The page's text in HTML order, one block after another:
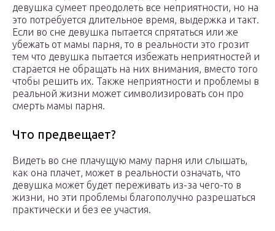
девушка сумеет преодолеть все неприятности, но на
это потребуется длительное время, выдержка и такт.
Если во сне девушка пытается спрятаться или же
убежать от мамы парня, то в реальности это грозит
тем что девушка пытается избежать неприятностей и
старается не обращать на них внимания, вместо того
чтобы решить их. Также неприятности и проблемы в
реальной жизни может символизировать сон про
смерть мамы парня.
Что предвещает?
Видеть во сне плачущую маму парня или слышать,
как она плачет, может в реальности означать, что
девушка может будет переживать из-за чего-то в
жизни, но эти проблемы благополучно разрешаться
практически и без ее участия.